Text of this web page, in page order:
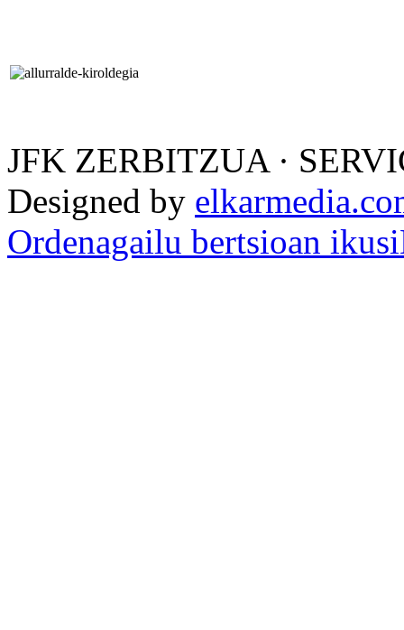
JFK ZERBITZUA ·
Designed by
Ordenagailu bertsioan ikusi